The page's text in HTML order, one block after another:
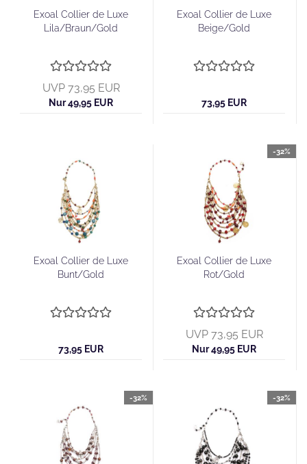
Exoal Collier de Luxe
Lila/Braun/Gold
UVP 73,95 EUR
Nur 49,95 EUR
Exoal Collier de Luxe
Beige/Gold
73,95 EUR
Exoal Collier de Luxe
Bunt/Gold
73,95 EUR
-32%
Exoal Collier de Luxe
Rot/Gold
UVP 73,95 EUR
Nur 49,95 EUR
-32% -32%